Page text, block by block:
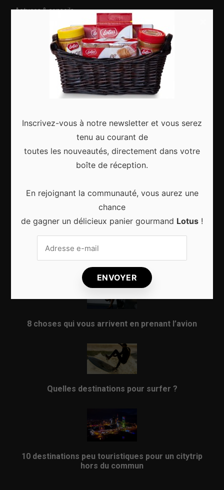
Astuces & conseils
Articles récents
Gagnez le city trip de vos rêves pour Noël 2024
8 choses qui vous arrivent en prenant l’avion
Quelles destinations pour surfer ?
10 destinations peu touristiques pour un citytrip
hors du commun
Inscrivez-vous à notre newsletter et vous serez
tenu au courant de
toutes les nouveautés, directement dans votre
boîte de réception.
En rejoignant la communauté, vous aurez une
chance
de gagner un délicieux panier gourmand Lotus !